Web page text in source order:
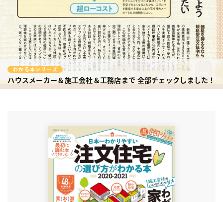
わかる本シリーズ
ハウスメーカー＆施工会社＆工務店まで 全部チェックしました！